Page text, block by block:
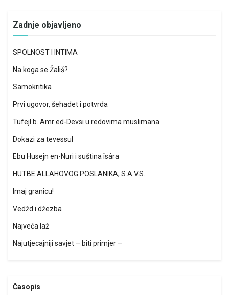
Zadnje objavljeno
SPOLNOST I INTIMA
Na koga se Žališ?
Samokritika
Prvi ugovor, šehadet i potvrda
Tufejl b. Amr ed-Devsi u redovima muslimana
Dokazi za tevessul
Ebu Husejn en-Nuri i suština îsâra
HUTBE ALLAHOVOG POSLANIKA, S.A.V.S.
Imaj granicu!
Vedžd i džezba
Najveća laž
Najutjecajniji savjet – biti primjer –
Časopis